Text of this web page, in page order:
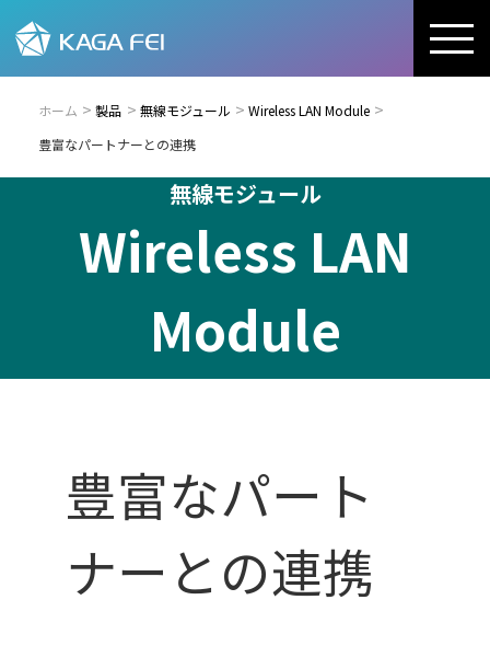
ホーム 製品 無線モジュール
Wireless LAN Module
豊富なパートナーとの連携
無線モジュール
Wireless LAN
Module
豊富なパート
ナーとの連携